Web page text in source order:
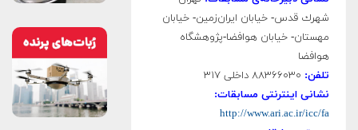
شهرك قدس- خيابان ايران‌زمين- خيابان
مهستان- خيابان هوافضا-پژوهشگاه
هوافضا
تلفن:
نشانی اینترنتی مسابقات:
http://www.ari.ac.ir/icc/fa